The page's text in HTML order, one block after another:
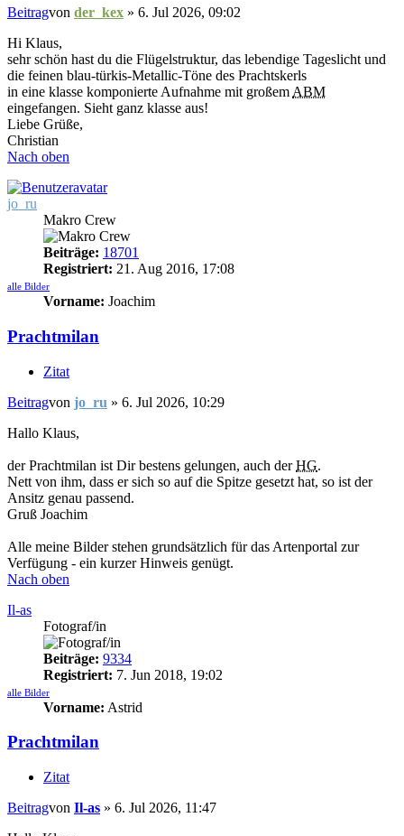
Beitragvon der_kex » 6. Jul 2026, 09:02
Hi Klaus,
sehr schön hast du die Flügelstruktur, das lebendige Tageslicht und
die feinen blau-türkis-Metallic-Töne des Prachtskerls
in eine klasse komponierte Aufnahme mit großem ABM
eingefangen. Sieht ganz klasse aus!
Liebe Grüße,
Christian
Nach oben
jo_ru
Makro Crew
Beiträge: 18701
Registriert: 21. Aug 2016, 17:08
alle Bilder
Vorname: Joachim
Prachtmilan
Zitat
Beitragvon jo_ru » 6. Jul 2026, 10:29
Hallo Klaus,
der Prachtmilan ist Dir bestens gelungen, auch derHG.
Nett von ihm, dass er sich so auf die Spitze gesetzt hat, so ist der
Ansitz genau passend.
Gruß Joachim
Alle meine Bilder stehen grundsätzlich für das Artenportal zur
Verfügung - ein kurzer Hinweis genügt.
Nach oben
Il-as
Fotograf/in
Beiträge: 9334
Registriert: 7. Jun 2018, 19:02
alle Bilder
Vorname: Astrid
Prachtmilan
Zitat
Beitragvon Il-as » 6. Jul 2026, 11:47